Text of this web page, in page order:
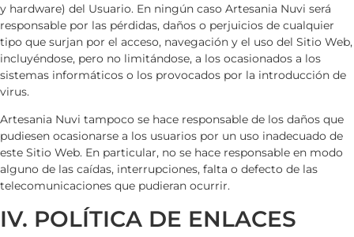
y hardware) del Usuario. En ningún caso Artesania Nuvi será
responsable por las pérdidas, daños o perjuicios de cualquier
tipo que surjan por el acceso, navegación y el uso del Sitio Web,
incluyéndose, pero no limitándose, a los ocasionados a los
sistemas informáticos o los provocados por la introducción de
virus.
Artesania Nuvi tampoco se hace responsable de los daños que
pudiesen ocasionarse a los usuarios por un uso inadecuado de
este Sitio Web. En particular, no se hace responsable en modo
alguno de las caídas, interrupciones, falta o defecto de las
telecomunicaciones que pudieran ocurrir.
IV. POLÍTICA DE ENLACES